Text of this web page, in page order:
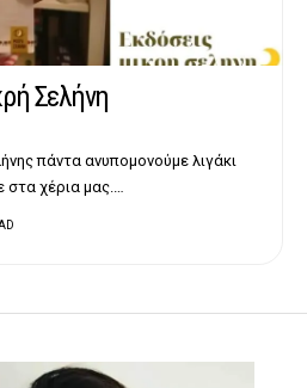
Σελήνη
πάντα ανυπομονούμε λιγάκι
χέρια μας.…